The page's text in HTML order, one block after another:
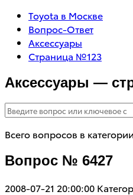
Toyota в Москве
Вопрос-Ответ
Аксессуары
Страница №123
Аксессуары —
Всего вопросов в
Вопрос № 6427
2008-07-21 20:00:00